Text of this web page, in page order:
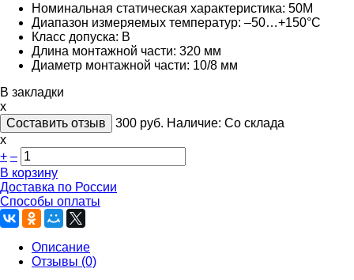
Номинальная статическая характеристика: 50М
Диапазон измеряемых температур: –50…+150°C
Класс допуска: B
Длина монтажной части: 320 мм
Диаметр монтажной части: 10/8 мм
В закладки
x
Составить отзыв
300 руб. Наличие: Со склада
х
+ –
В корзину
Доставка по России
Способы оплаты
Описание
Отзывы (0)